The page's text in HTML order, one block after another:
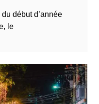
début d’année
le